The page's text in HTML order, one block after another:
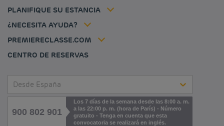
PLANIFIQUE SU ESTANCIA
Politique animaux de compagnie
¿NECESITA AYUDA?
PREMIERECLASSE.COM
Jin Jiang International
CENTRO DE RESERVAS
Desde España
900 802 901
Los 7 días de la semana desde las 8:00 a. m.
a las 22:00 p. m. (hora de París) - Número
gratuito - Tenga en cuenta que esta
convocatoria se realizará en inglés.